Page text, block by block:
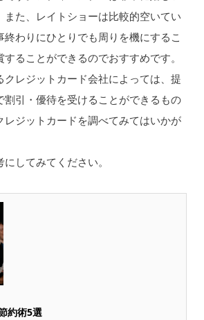
また、レイトショーは比較的空いてい
終わりにひとりでも周りを機にするこ
ることができるのでおすすめです。
クレジットカード会社によっては、提
割引・優待を受けることができるもの
レジットカードを調べてみてはいかが
してみてください。
約術5選